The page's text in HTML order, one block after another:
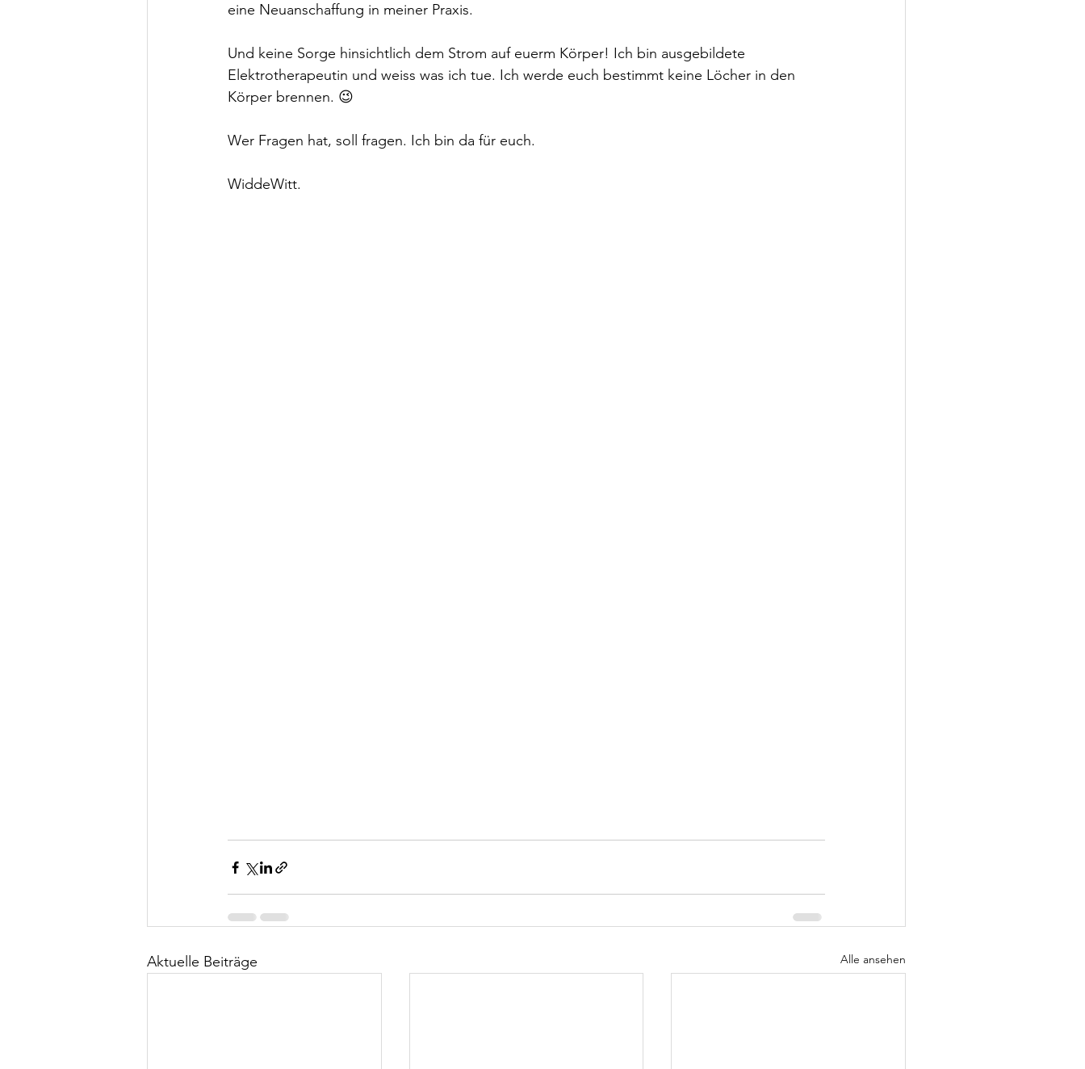
eine Neuanschaffung in meiner Praxis.
Und keine Sorge hinsichtlich dem Strom auf euerm Körper! Ich bin ausgebildete
Elektrotherapeutin und weiss was ich tue. Ich werde euch bestimmt keine Löcher in den
Körper brennen. 😉
Wer Fragen hat, soll fragen. Ich bin da für euch.
WiddeWitt.
Aktuelle Beiträge Alle ansehen